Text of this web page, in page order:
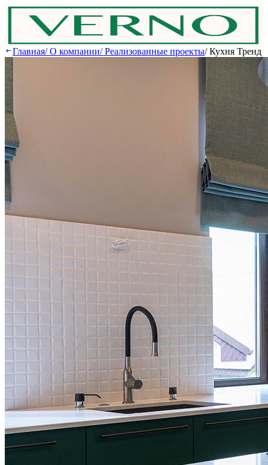
Главная/О компании/Реализованные проекты/Кухня Тренд